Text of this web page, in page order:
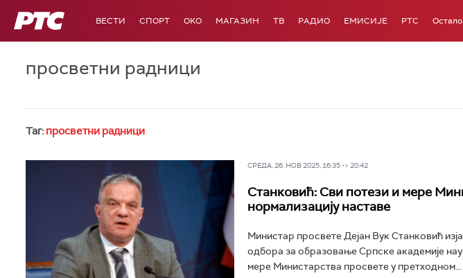
РТС ВЕСТИ СПОРТ OKO МАГАЗИН ТВ РАДИО ЕМИСИЈЕ РТС Остало
просветни радници
Таг: просветни радници
СРЕДА, 26. НОВ 2025, 16:35 -> 20:42
Станковић: Сви потези и мере
нормализацију наставе
Министар просвете Дејан Вук Станковић
одбора за образовање Српске академије
мере Министарства просвете у претходном...